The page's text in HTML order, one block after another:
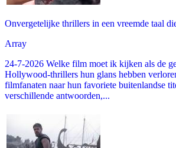
Onvergetelijke thrillers in een vreemde taal
Array
24-7-2026 Welke film moet ik kijken als de
Hollywood-thrillers hun glans hebben
filmfanaten naar hun favoriete buitenlandse
verschillende antwoorden,...